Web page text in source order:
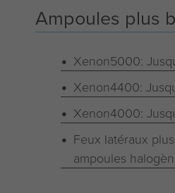
Ampoules plus
Xenon5000:
Xenon4400:
Xenon4000:
Feux latéraux
ampoules